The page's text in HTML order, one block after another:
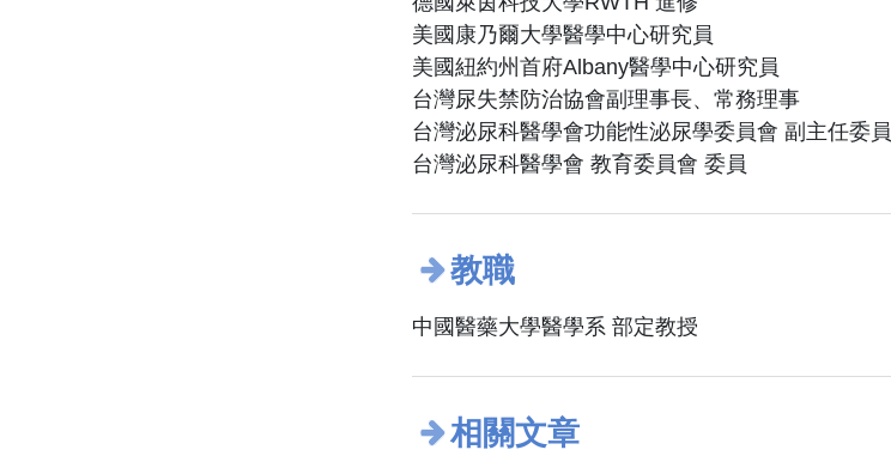
美國康乃爾大學醫學中心研究員
美國紐約州首府Albany醫學中心研究員
台灣尿失禁防治協會副理事長、常務理事
台灣泌尿科醫學會功能性泌尿學委員會 副主任委員
台灣泌尿科醫學會 教育委員會 委員
教職
中國醫藥大學醫學系 部定教授
相關文章